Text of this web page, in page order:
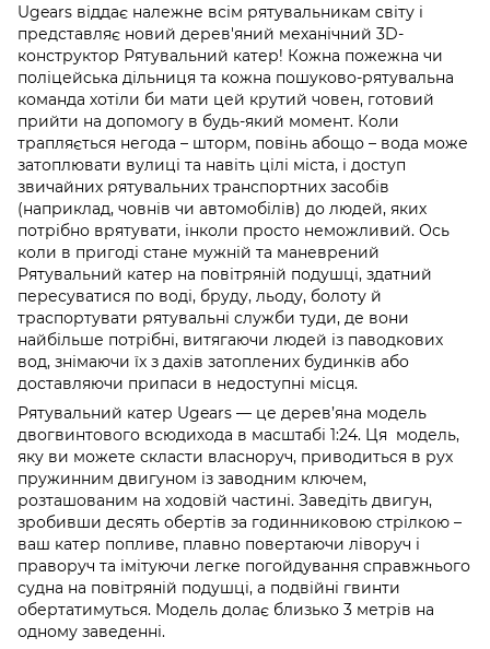
Ugears віддає належне всім рятувальникам світу і
представляє новий дерев'яний механічний 3D-
конструктор Рятувальний катер! Кожна пожежна чи
поліцейська дільниця та кожна пошуково-рятувальна
команда хотіли би мати цей крутий човен, готовий
прийти на допомогу в будь-який момент. Коли
трапляється негода – шторм, повінь абощо – вода може
затоплювати вулиці та навіть цілі міста, і доступ
звичайних рятувальних транспортних засобів
(наприклад, човнів чи автомобілів) до людей, яких
потрібно врятувати, інколи просто неможливий. Ось
коли в пригоді стане мужній та маневрений
Рятувальний катер на повітряній подушці, здатний
пересуватися по воді, бруду, льоду, болоту й
траспортувати рятувальні служби туди, де вони
найбільше потрібні, витягаючи людей із паводкових
вод, знімаючи їх з дахів затоплених будинків або
доставляючи припаси в недоступні місця.
Рятувальний катер Ugears — це дерев’яна модель
двогвинтового всюдихода в масштабі 1:24. Ця модель,
яку ви можете скласти власноруч, приводиться в рух
пружинним двигуном із заводним ключем,
розташованим на ходовій частині. Заведіть двигун,
зробивши десять обертів за годинниковою стрілкою –
ваш катер попливе, плавно повертаючи ліворуч і
праворуч та імітуючи легке погойдування справжнього
судна на повітряній подушці, а подвійні гвинти
обертатимуться. Модель долає близько 3 метрів на
одному заведенні.